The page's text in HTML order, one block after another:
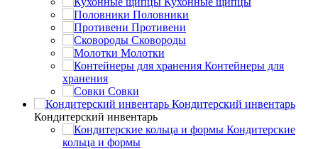
Половники
Противени
Сковороды
Молотки
Контейнеры для
хранения
Совки
Кондитерский инвентарь
Кондитерский инвентарь
Кондитерские
кольца и формы